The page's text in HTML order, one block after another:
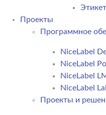
Проекты
Программное
NiceLabel
NiceLabel
NiceLabel
NiceLabel
Проекты и